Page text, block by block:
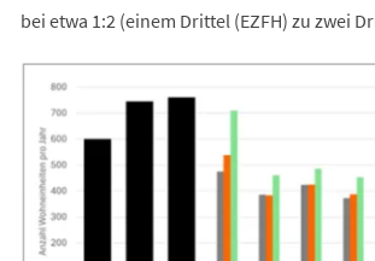
bei etwa 1:2 (einem Drittel (EZFH) zu zwei